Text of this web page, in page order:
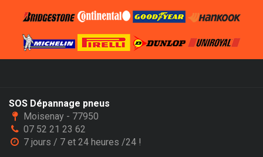
SOS Dépannage pneus
Moisenay - 77950
07 52 21 23 62
7 jours / 7 et 24 heures /24 !